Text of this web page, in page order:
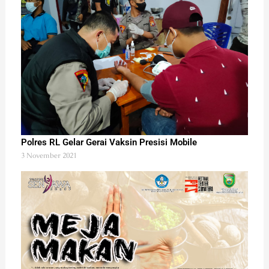
Polres RL Gelar Gerai Vaksin Presisi Mobile
3 November 2021